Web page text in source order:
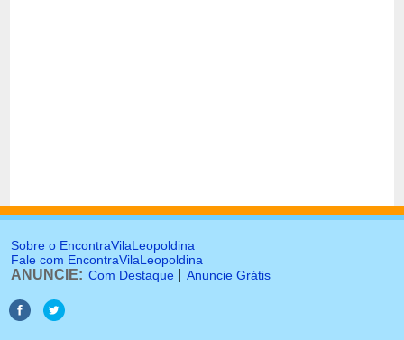
Sobre o EncontraVilaLeopoldina
Fale com EncontraVilaLeopoldina
ANUNCIE: Com Destaque Anuncie Grátis